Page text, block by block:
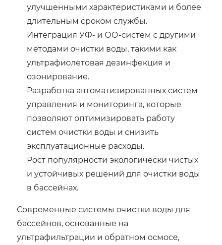
улучшенными характеристиками и более
длительным сроком службы.
Интеграция УФ- и ОО-систем с другими
методами очистки воды, такими как
ультрафиолетовая дезинфекция и
озонирование.
Разработка автоматизированных систем
управления и мониторинга, которые
позволяют оптимизировать работу
систем очистки воды и снизить
эксплуатационные расходы.
Рост популярности экологически чистых
и устойчивых решений для очистки воды
в бассейнах.
Современные системы очистки воды для
бассейнов, основанные на
ультрафильтрации и обратном осмосе,